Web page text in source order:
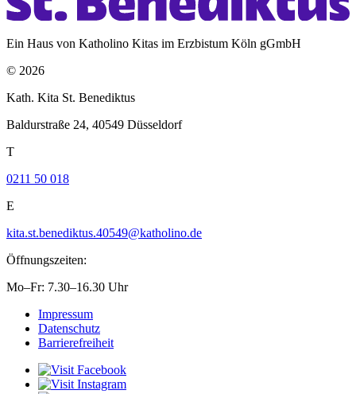
Ein Haus von Katholino Kitas im Erzbistum Köln gGmbH
© 2026
Kath. Kita St. Benediktus
Baldurstraße 24, 40549 Düsseldorf
T
0211 50 018
E
kita.st.benediktus.40549@katholino.de
Öffnungszeiten:
Mo–Fr: 7.30–16.30 Uhr
Impressum
Datenschutz
Barrierefreiheit